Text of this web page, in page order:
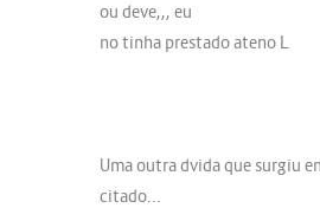
ou deve,,, eu
no tinha prestado ateno L
Uma outra dvida que surgiu
citado...